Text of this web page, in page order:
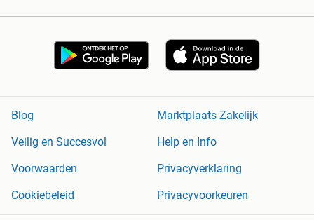
Blog
Marktplaats Zakelijk
Veilig en Succesvol
Help en Info
Voorwaarden
Privacyverklaring
Cookiebeleid
Privacyvoorkeuren